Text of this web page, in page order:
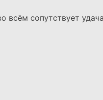
всём сопутствует